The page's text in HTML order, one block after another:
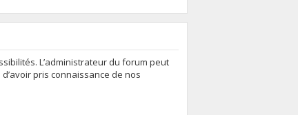
L’administrateur du forum peut
pris connaissance de nos